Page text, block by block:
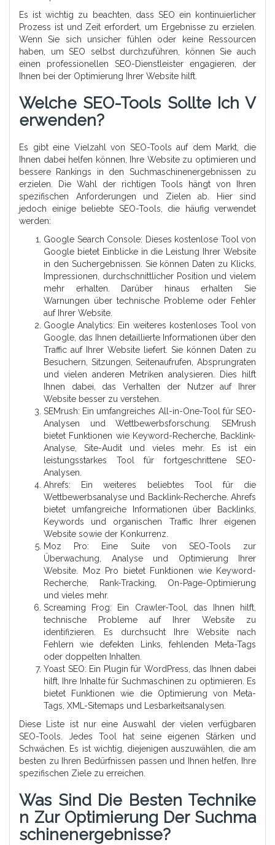
Es ist wichtig zu beachten, dass SEO ein kontinuierlicher
Prozess ist und Zeit erfordert, um Ergebnisse zu erzielen.
Wenn Sie sich unsicher fühlen oder keine Ressourcen
haben, um SEO selbst durchzuführen, können Sie auch
einen professionellen SEO-Dienstleister engagieren, der
Ihnen bei der Optimierung Ihrer Website hilft.
Welche SEO-Tools Sollte Ich V
Erwenden?
Es gibt eine Vielzahl von SEO-Tools auf dem Markt, die
Ihnen dabei helfen können, Ihre Website zu optimieren und
bessere Rankings in den Suchmaschinenergebnissen zu
erzielen. Die Wahl der richtigen Tools hängt von Ihren
spezifischen Anforderungen und Zielen ab. Hier sind
jedoch einige beliebte SEO-Tools, die häufig verwendet
werden:
Google Search Console: Dieses kostenlose Tool von
Google bietet Einblicke in die Leistung Ihrer Website
in den Suchergebnissen. Sie können Daten zu Klicks,
Impressionen, durchschnittlicher Position und vielem
mehr erhalten. Darüber hinaus erhalten Sie
Warnungen über technische Probleme oder Fehler
auf Ihrer Website.
Google Analytics: Ein weiteres kostenloses Tool von
Google, das Ihnen detaillierte Informationen über den
Traffic auf Ihrer Website liefert. Sie können Daten zu
Besuchern, Sitzungen, Seitenaufrufen, Absprungraten
und vielen anderen Metriken analysieren. Dies hilft
Ihnen dabei, das Verhalten der Nutzer auf Ihrer
Website besser zu verstehen.
SEMrush: Ein umfangreiches All-in-One-Tool für SEO-
Analysen und Wettbewerbsforschung. SEMrush
bietet Funktionen wie Keyword-Recherche, Backlink-
Analyse, Site-Audit und vieles mehr. Es ist ein
leistungsstarkes Tool für fortgeschrittene SEO-
Analysen.
Ahrefs: Ein weiteres beliebtes Tool für die
Wettbewerbsanalyse und Backlink-Recherche. Ahrefs
bietet umfangreiche Informationen über Backlinks,
Keywords und organischen Traffic Ihrer eigenen
Website sowie der Konkurrenz.
Moz Pro: Eine Suite von SEO-Tools zur
Überwachung, Analyse und Optimierung Ihrer
Website. Moz Pro bietet Funktionen wie Keyword-
Recherche, Rank-Tracking, On-Page-Optimierung
und vieles mehr.
Screaming Frog: Ein Crawler-Tool, das Ihnen hilft,
technische Probleme auf Ihrer Website zu
identifizieren. Es durchsucht Ihre Website nach
Fehlern wie defekten Links, fehlenden Meta-Tags
oder doppelten Inhalten.
Yoast SEO: Ein Plugin für WordPress, das Ihnen dabei
hilft, Ihre Inhalte für Suchmaschinen zu optimieren. Es
bietet Funktionen wie die Optimierung von Meta-
Tags, XML-Sitemaps und Lesbarkeitsanalysen.
Diese Liste ist nur eine Auswahl der vielen verfügbaren
SEO-Tools. Jedes Tool hat seine eigenen Stärken und
Schwächen. Es ist wichtig, diejenigen auszuwählen, die am
besten zu Ihren Bedürfnissen passen und Ihnen helfen, Ihre
spezifischen Ziele zu erreichen.
Was Sind Die Besten Technike
N Zur Optimierung Der Suchma
Schinenergebnisse?